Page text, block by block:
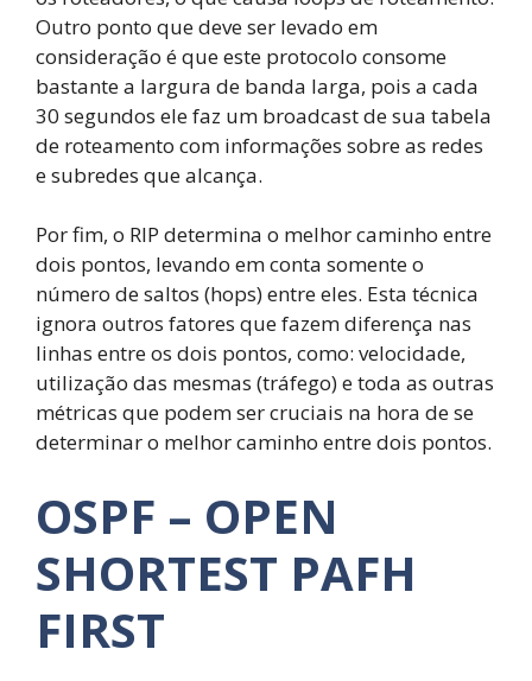
Outro ponto que deve ser levado em
consideração é que este protocolo consome
bastante a largura de banda larga, pois a cada
30 segundos ele faz um broadcast de sua tabela
de roteamento com informações sobre as redes
e subredes que alcança.
Por fim, o RIP determina o melhor caminho entre
dois pontos, levando em conta somente o
número de saltos (hops) entre eles. Esta técnica
ignora outros fatores que fazem diferença nas
linhas entre os dois pontos, como: velocidade,
utilização das mesmas (tráfego) e toda as outras
métricas que podem ser cruciais na hora de se
determinar o melhor caminho entre dois pontos.
OSPF – OPEN
SHORTEST PAFH
FIRST